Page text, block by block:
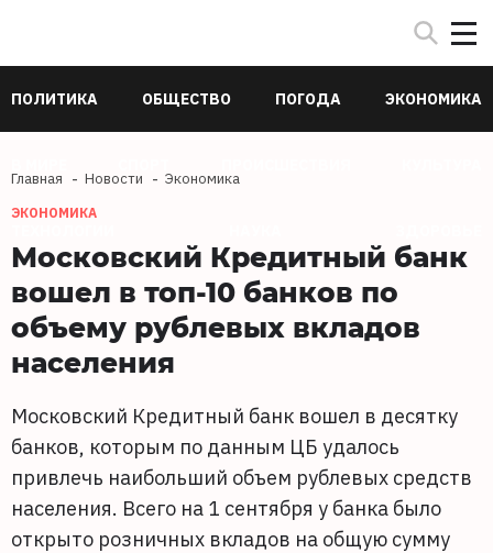
ПОЛИТИКА ОБЩЕСТВО ПОГОДА ЭКОНОМИКА
Главная Новости Экономика
ЭКОНОМИКА
Московский Кредитный банк
вошел в топ-10 банков по
объему рублевых вкладов
населения
Московский Кредитный банк вошел в десятку
банков, которым по данным ЦБ удалось
привлечь наибольший объем рублевых средств
населения. Всего на 1 сентября у банка было
открыто розничных вкладов на общую сумму